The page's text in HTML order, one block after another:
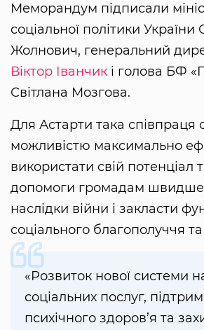
Меморандум підписали
соціальної політики України
Жолнович, генеральний
Віктор Іванчик і голова БФ
Світлана Мозгова.
Для Астарти така співпраця
можливістю максимально
використати свій потенціал
допомоги громадам швидше
наслідки війни і закласти
соціального благополуччя та
«Розвиток нової системи
соціальних послуг,
психічного здоров’я та